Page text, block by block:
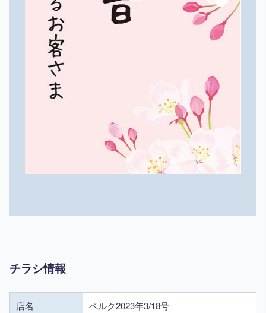
チラシ情報
店名 ベルク2023年3/18号